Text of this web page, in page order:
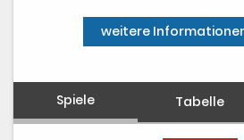
weitere
Spiele Tabelle